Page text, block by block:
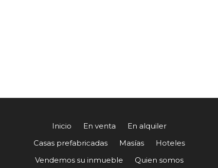
Inicio En venta
En alquiler
Casas prefabricadas
Masías
Hoteles
Vendemos su inmueble
Quien somos